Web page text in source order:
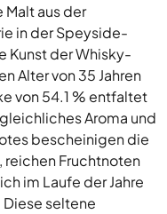
Malt aus der
in der Speyside-
Kunst der Whisky-
Alter von 35 Jahren
von 54.1 % entfaltet
Aroma und
bescheinigen die
Fruchtnoten
im Laufe der Jahre
Diese seltene